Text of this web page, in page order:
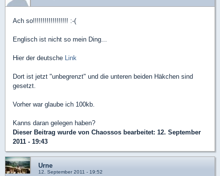
Ach so!!!!!!!!!!!!!!!!!! :-(
Englisch ist nicht so mein Ding...
Hier der deutsche Link
Dort ist jetzt "unbegrenzt" und die unteren beiden Häkchen sind
gesetzt.
Vorher war glaube ich 100kb.
Kanns daran gelegen haben?
Dieser Beitrag wurde von Chaossos bearbeitet: 12. September
2011 - 19:43
Urne
12. September 2011 - 19:52